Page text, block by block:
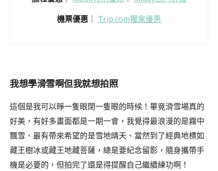
機票優惠
Trip.com獨家優惠
我想學滑雪啊但我就想拍照
這個是我可以睜一隻眼閉一隻眼的時候！畢竟滑雪場真的
好美，有好多畫面都是一期一會，我覺得最浪漫的是霧中
飄雪、最有帶來希望的是雪地晴天、當然到了經典地標如
藏王樹冰或藏王地藏菩薩，總是要紀念留影，隨身攜帶手
機是必要的，但拍完了還是得提醒自己繼續練功啊！